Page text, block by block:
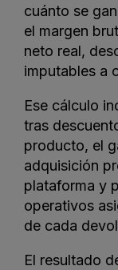
cuánto se
el margen
neto real,
imputables a
Ese cálculo
tras
producto, el
adquisición
plataforma y
operativos
de cada
El resultado